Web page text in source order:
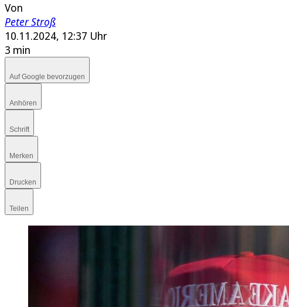
Von
Peter Stroß
10.11.2024, 12:37 Uhr
3 min
Auf Google bevorzugen
Anhören
Schrift
Merken
Drucken
Teilen